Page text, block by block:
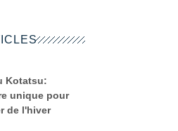
Kotatsu:
unique pour
de l'hiver